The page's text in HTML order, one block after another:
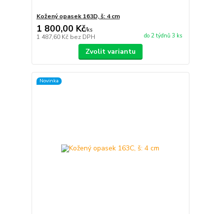
Kožený opasek 163D, š: 4 cm
1 800,00 Kč/ks
1 487,60 Kč bez DPH do 2 týdnů 3 ks
Zvolit variantu
Novinka